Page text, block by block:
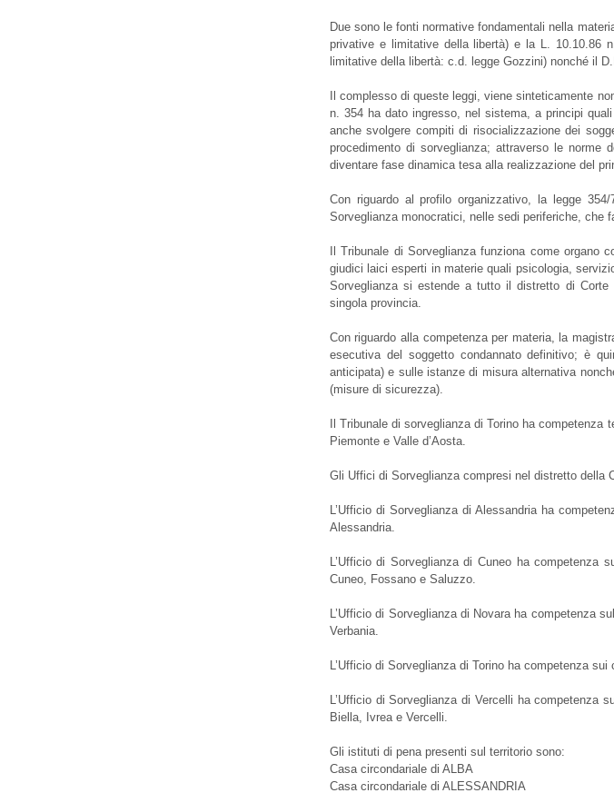
Due sono le fonti normative fondamentali nella
privative e limitative della libertà) e la L. 10.10.86
limitative della libertà: c.d. legge Gozzini) nonché il
Il complesso di queste leggi, viene sinteticamente
n. 354 ha dato ingresso, nel sistema, a principi
anche svolgere compiti di risocializzazione dei
procedimento di sorveglianza; attraverso le norme
diventare fase dinamica tesa alla realizzazione del
Con riguardo al profilo organizzativo, la legge
Sorveglianza monocratici, nelle sedi periferiche, che
Il Tribunale di Sorveglianza funziona come
giudici laici esperti in materie quali psicologia,
Sorveglianza si estende a tutto il distretto di Corte
singola provincia.
Con riguardo alla competenza per materia, la
esecutiva del soggetto condannato definitivo; è
anticipata) e sulle istanze di misura alternativa
(misure di sicurezza).
Il Tribunale di sorveglianza di Torino ha
Piemonte e Valle d’Aosta.
Gli Uffici di Sorveglianza compresi nel distretto della
L’Ufficio di Sorveglianza di Alessandria ha
Alessandria.
L’Ufficio di Sorveglianza di Cuneo ha
Cuneo, Fossano e Saluzzo.
L’Ufficio di Sorveglianza di Novara ha competenza
Verbania.
L’Ufficio di Sorveglianza di Torino ha competenza
L’Ufficio di Sorveglianza di Vercelli ha competenza
Biella, Ivrea e Vercelli.
Gli istituti di pena presenti sul territorio sono:
Casa circondariale di ALBA
Casa circondariale di ALESSANDRIA